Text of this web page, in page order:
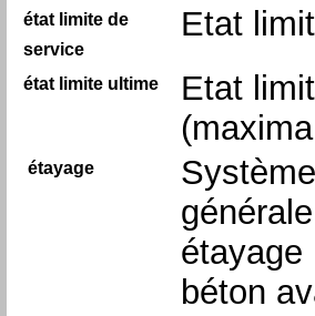
état limite de
service
Etat
état limite ultime
Etat
étayage
étayage
béton